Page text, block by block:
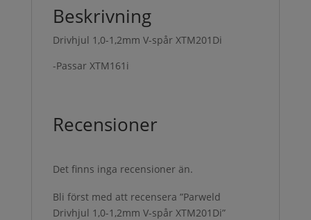
Beskrivning
Drivhjul 1,0-1,2mm V-spår XTM201Di
-Passar XTM161i
Recensioner
Det finns inga recensioner än.
Bli först med att recensera ”Parweld
Drivhjul 1,0-1,2mm V-spår XTM201Di”